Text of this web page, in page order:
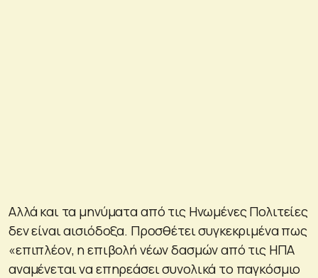
Αλλά και τα μηνύματα από τις Ηνωμένες Πολιτείες
δεν είναι αισιόδοξα. Προσθέτει συγκεκριμένα πως
«επιπλέον, η επιβολή νέων δασμών από τις ΗΠΑ
αναμένεται να επηρεάσει συνολικά το παγκόσμιο